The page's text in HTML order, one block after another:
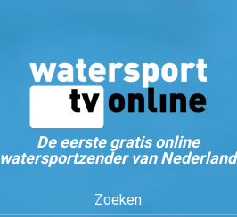
De eerste gratis online
watersportzender van Nederland
Zoeken